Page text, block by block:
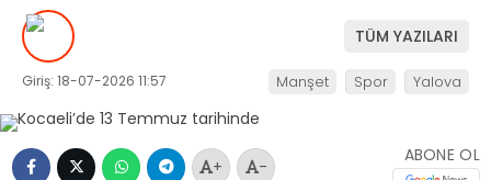
TÜM YAZILARI
Giriş: 18-07-2026 11:57 Manşet Spor Yalova
+ -
ABONE OL